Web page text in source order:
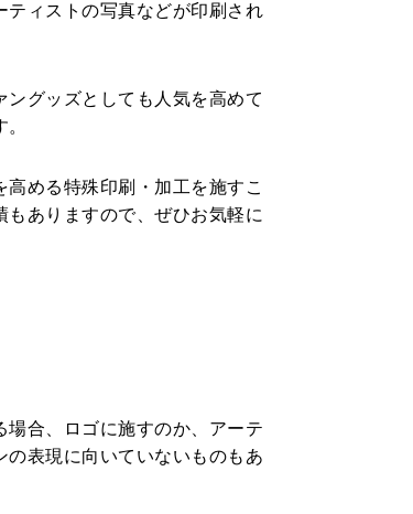
ティストの写真などが印刷され
グッズとしても人気を高めて
める特殊印刷・加工を施すこ
ありますので、ぜひお気軽に
合、ロゴに施すのか、アーテ
表現に向いていないものもあ